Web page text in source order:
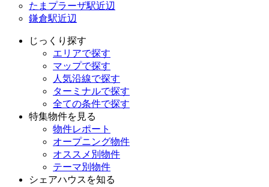
たまプラーザ駅近辺
鎌倉駅近辺
じっくり探す
エリアで探す
マップで探す
人気沿線で探す
ターミナルで探す
全ての条件で探す
特集物件を見る
物件レポート
オープニング物件
オススメ別物件
テーマ別物件
シェアハウスを知る